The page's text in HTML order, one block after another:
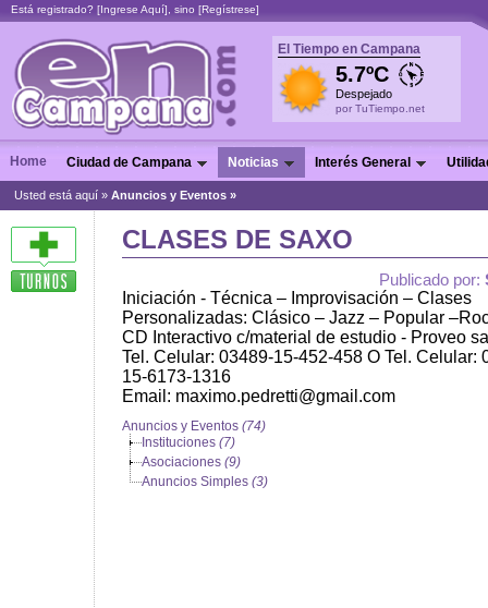
Está registrado? [Ingrese Aquí], sino [Regístrese]
El Tiempo en Campana
5.7ºC
Despejado
por TuTiempo.net
Home Ciudad de Campana Noticias Interés General
Usted está aquí » Anuncios y Eventos »
CLASES DE SAXO
Publicado por:
Iniciación - Técnica – Improvisación – Clases
Personalizadas: Clásico – Jazz – Popular
CD Interactivo c/material de estudio - Proveo
Tel. Celular: 03489-15-452-458 O Tel. Celular:
15-6173-1316
Email: maximo.pedretti@gmail.com
Anuncios y Eventos (74)
Instituciones (7)
Asociaciones (9)
Anuncios Simples (3)